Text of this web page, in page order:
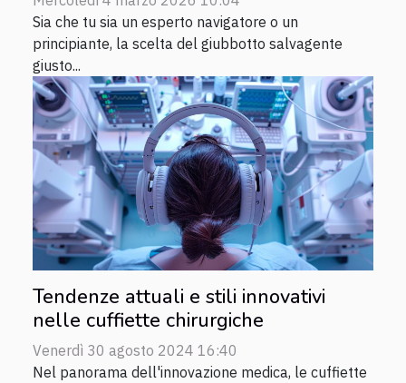
Sia che tu sia un esperto navigatore o un
principiante, la scelta del giubbotto salvagente
giusto...
Tendenze attuali e stili innovativi
nelle cuffiette chirurgiche
Venerdì 30 agosto 2024 16:40
Nel panorama dell'innovazione medica, le cuffiette